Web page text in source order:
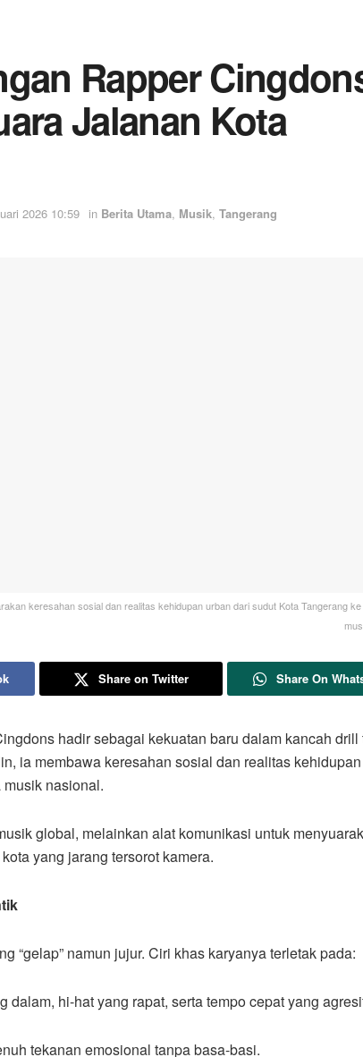
Rapper
Jalanan Kota
2026 10:59 in Berita Utama, Musik, Tangerang
keresahan sosial dan realitas kehidupan urban dari sudut Kota Tangerang ke
Share on Twitter Share On
hadir sebagai kekuatan baru dalam kancah drill
ia membawa keresahan sosial dan realitas
nasional.
global, melainkan alat komunikasi untuk
yang jarang tersorot kamera.
“gelap” namun jujur. Ciri khas karyanya terletak pada:
dalam, hi-hat yang rapat, serta tempo cepat yang
tekanan emosional tanpa basa-basi.